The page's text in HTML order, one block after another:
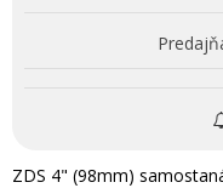
ZDS 4" (98mm)